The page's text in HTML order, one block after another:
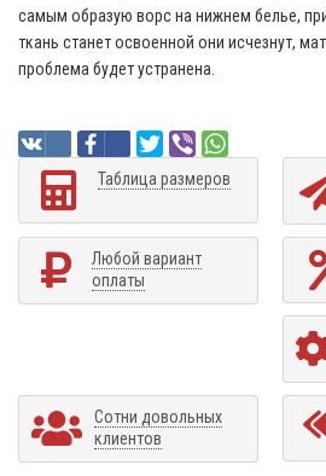
самым образую ворс на нижнем белье,
ткань станет освоенной они исчезнут,
проблема будет устранена.
Таблица размеров
Любой вариант
оплаты
Сотни довольных
клиентов